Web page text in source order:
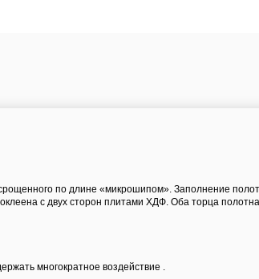
по длине «микрошипом». Заполнение
с двух сторон плитами ХДФ. Оба торца
многократное воздействие .